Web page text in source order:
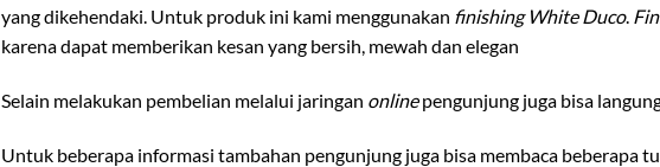
yang dikehendaki. Untuk produk ini kami menggunakan finishing White Duco.
karena dapat memberikan kesan yang bersih, mewah dan elegan
Selain melakukan pembelian melalui jaringan onlinepengunjung juga bisa
Untuk beberapa informasi tambahan pengunjung juga bisa membaca beberapa